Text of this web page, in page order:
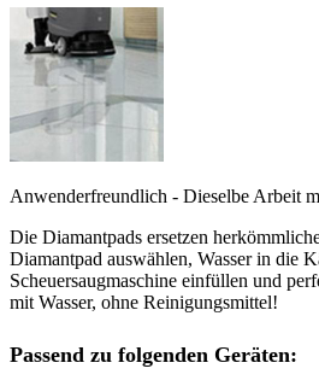
Anwenderfreundlich - Dieselbe Arbeit
Die Diamantpads ersetzen
Diamantpad auswählen, Wasser in die
Scheuersaugmaschine einfüllen und
mit Wasser, ohne Reinigungsmittel!
Passend zu folgenden Geräten: